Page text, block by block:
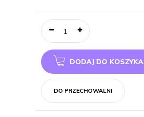
DODAJ DO KOSZYKA
DO PRZECHOWALNI